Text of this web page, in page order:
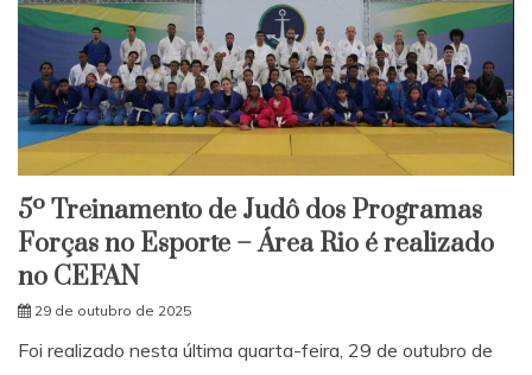
5º Treinamento de Judô dos Programas
Forças no Esporte – Área Rio é realizado
no CEFAN
29 de outubro de 2025
Foi realizado nesta última quarta-feira, 29 de outubro de